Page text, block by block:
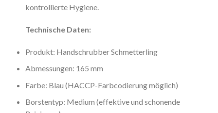
kontrollierte Hygiene.
Technische Daten:
Produkt: Handschrubber Schmetterling
Abmessungen: 165 mm
Farbe: Blau (HACCP-Farbcodierung möglich)
Borstentyp: Medium (effektive und schonende